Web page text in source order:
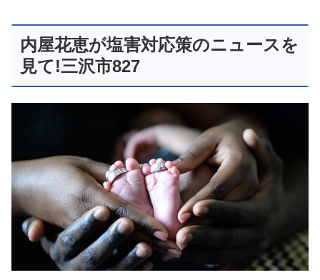
内屋花恵が塩害対応策のニュースを
見て!三沢市827